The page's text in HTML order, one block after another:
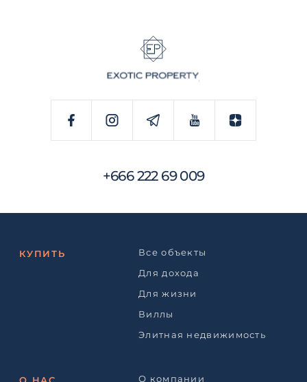
+666 222 69 009
КУПИТЬ
Все объекты
Для дохода
Для жизни
Виллы
Элитная недвижимость
О компании